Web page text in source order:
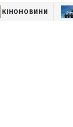
КІНОНОВИНИ